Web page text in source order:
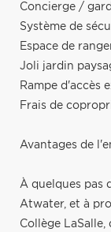
Concierge /
Système de
Espace de
Joli jardin
Rampe d'accès
Frais de
Avantages de
À quelques pas
Atwater, et à
Collège